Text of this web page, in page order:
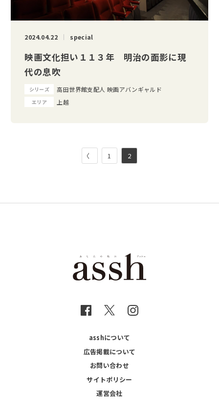
2024.04.22 special
映画文化担い１１３年 明治の面影に現
代の息吹
シリーズ 高田世界館支配人 映画アバンギャルド
エリア 上越
〈 1 2
asshについて
広告掲載について
お問い合わせ
サイトポリシー
運営会社